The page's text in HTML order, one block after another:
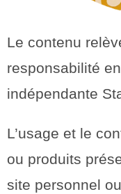
Le contenu
responsabilité
indépendante
L’usage et le
ou produits
site personnel